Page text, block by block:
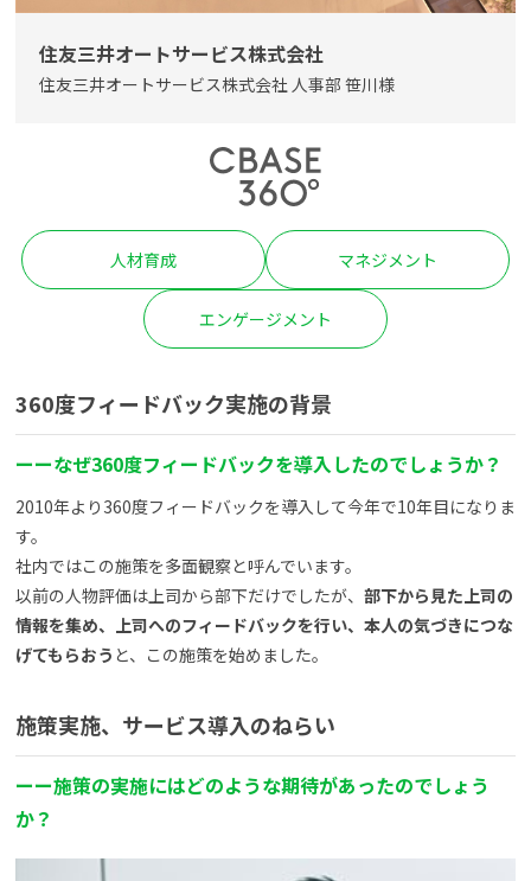
住友三井オートサービス株式会社
住友三井オートサービス株式会社 人事部 笹川様
人材育成 マネジメント
エンゲージメント
360度フィードバック実施の背景
ーーなぜ360度フィードバックを導入したのでしょうか？
2010年より360度フィードバックを導入して今年で10年目になりま
す。
社内ではこの施策を多面観察と呼んでいます。
以前の人物評価は上司から部下だけでしたが、 部下から見た上司の
情報を集め、上司へのフィードバックを行い、本人の気づきにつな
げてもらおう と、この施策を始めました。
施策実施、サービス導入のねらい
ーー施策の実施にはどのような期待があったのでしょう
か？